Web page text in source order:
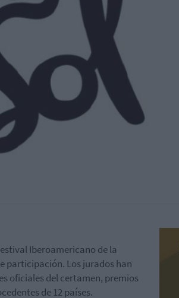
Iberoamericano de la
participación. Los jurados han
oficiales del certamen, premios
de 12 países.